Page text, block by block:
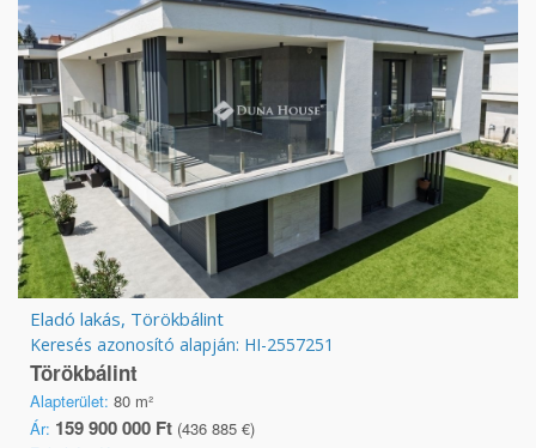
Eladó lakás, Törökbálint
Keresés azonosító alapján: HI-2557251
Törökbálint
Alapterület: 80 m²
Ár: 159 900 000 Ft (436 885 €)